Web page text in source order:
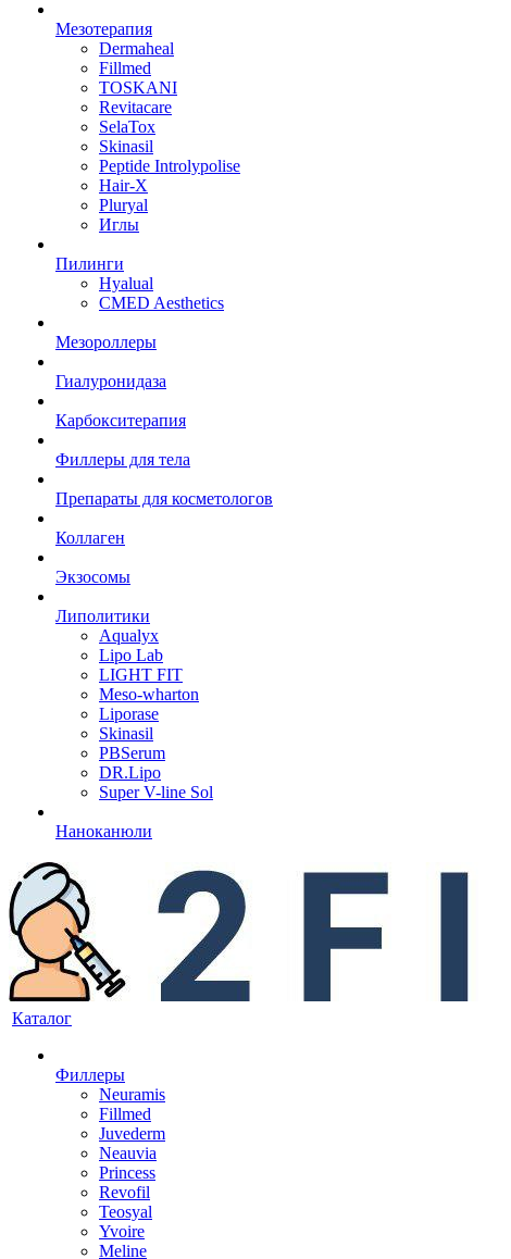
Мезотерапия
Dermaheal
Fillmed
TOSKANI
Revitacare
SelaTox
Skinasil
Peptide Introlypolise
Hair-X
Pluryal
Иглы
Пилинги
Hyalual
CMED Aesthetics
Мезороллеры
Гиалуронидаза
Карбокситерапия
Филлеры для тела
Препараты для косметологов
Коллаген
Экзосомы
Липолитики
Aqualyx
Lipo Lab
LIGHT FIT
Meso-wharton
Liporase
Skinasil
PBSerum
DR.Lipo
Super V-line Sol
Наноканюли
Каталог
Филлеры
Neuramis
Fillmed
Juvederm
Neauvia
Princess
Revofil
Teosyal
Yvoire
Meline